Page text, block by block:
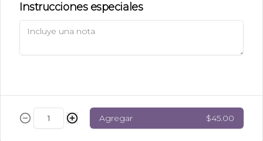
chocolate blanco, de leche o
$35.00
Instrucciones especiales
Agregar $45.00